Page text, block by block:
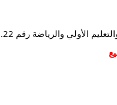
011.22 بشأن تنظيم السنة الدراسية 2022 / 2023 تحت شعار: